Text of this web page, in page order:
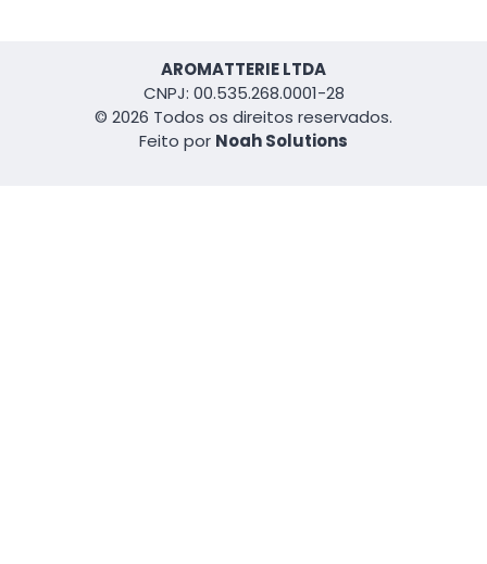
AROMATTERIE LTDA
CNPJ: 00.535.268.0001-28
© 2026 Todos os direitos reservados.
Feito por Noah Solutions